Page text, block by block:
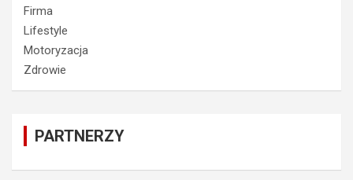
Firma
Lifestyle
Motoryzacja
Zdrowie
PARTNERZY